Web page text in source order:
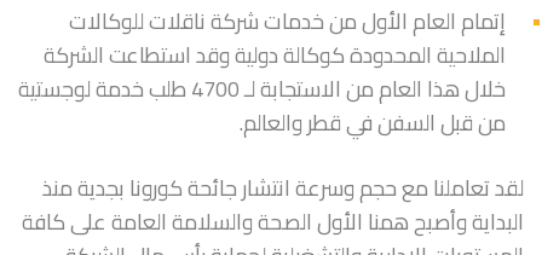
إتمام العام الأول من خدمات شركة ناقلات للوكالات
الملاحية المحدودة كوكالة دولية وقد استطاعت الشركة
خلال هذا العام من الاستجابة لـ 4700 طلب خدمة لوجستية
من قبل السفن في قطر والعالم.
لقد تعاملنا مع حجم وسرعة انتشار جائحة كورونا بجدية منذ
البداية وأصبح همنا الأول الصحة والسلامة العامة على كافة